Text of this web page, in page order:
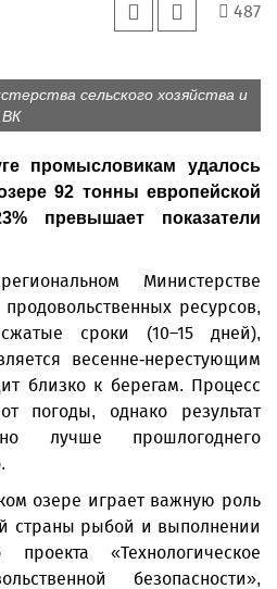
487
сельского хозяйства и
ВК
промысловикам удалось
92 тонны европейской
превышает показатели
Министерстве
ресурсов,
сроки (10–15 дней),
весенне-нерестующим
близко к берегам. Процесс
погоды, однако результат
лучше прошлогоднего
озере играет важную роль
страны рыбой и выполнении
проекта «Технологическое
безопасности»,